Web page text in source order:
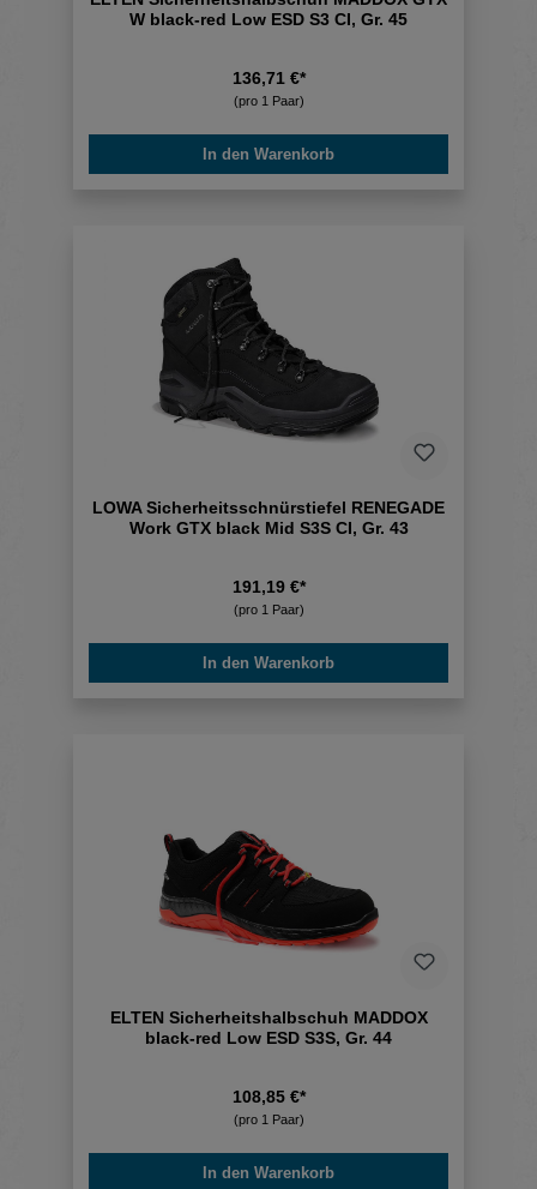
W black-red Low ESD S3 CI, Gr. 45
136,71 €*
(pro 1 Paar)
In den Warenkorb
LOWA Sicherheitsschnürstiefel RENEGADE
Work GTX black Mid S3S CI, Gr. 43
191,19 €*
(pro 1 Paar)
In den Warenkorb
ELTEN Sicherheitshalbschuh MADDOX
black-red Low ESD S3S, Gr. 44
108,85 €*
(pro 1 Paar)
In den Warenkorb